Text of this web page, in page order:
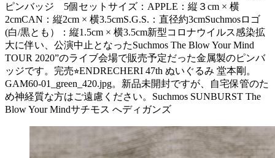
ピンバッジ 5個セットサイズ：APPLE：縦３cm × 横
2cmCAN：縦2cm × 横3.5cmS.G.S.：直径約3cmSuchmosロゴ
(白/黒とも）：縦1.5cm × 横3.5cm新型コロナウイルス感染拡
大に伴い、公演中止となったSuchmos The Blow Your Mind
TOUR 2020”のライブ会場で販売予定だった金属製のピンバ
ッジです。完売⭐︎ENDRECHERI 47th ぬいぐるみ 堂本剛。
GAM60-01_green_420.jpg。新品未開封ですが、自宅保管のた
め神経質な方はご遠慮ください。Suchmos SUNBURST The
Blow Your Mindサチモス へディガンズ